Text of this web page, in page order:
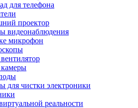
для телефона
проектор
видеонаблюдения
микрофон
для чистки электроники
реальности